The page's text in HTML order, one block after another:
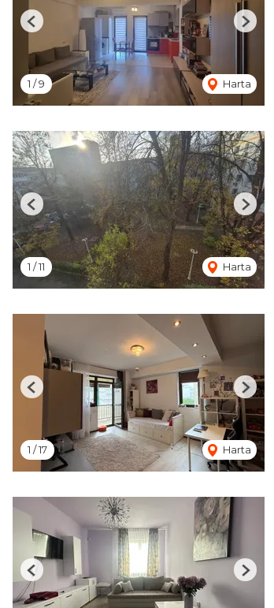
1 /9 Harta
Previous Next
1 /11 Harta
Previous Next
1 /17 Harta
Previous Next
Previous Next